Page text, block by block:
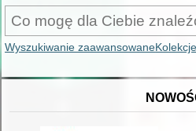
Wyszukiwanie zaawansowaneKolekcje